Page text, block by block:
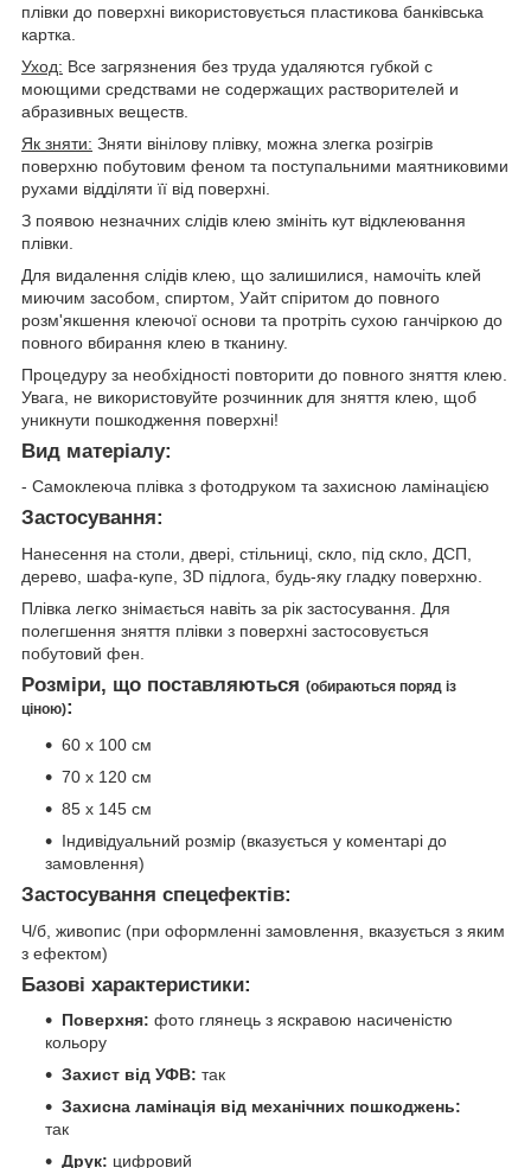
плівки до поверхні використовується пластикова банківська
картка.
Уход: Все загрязнения без труда удаляются губкой с
моющими средствами не содержащих растворителей и
абразивных веществ.
Як зняти: Зняти вінілову плівку, можна злегка розігрів
поверхню побутовим феном та поступальними маятниковими
рухами відділяти її від поверхні.
З появою незначних слідів клею змініть кут відклеювання
плівки.
Для видалення слідів клею, що залишилися, намочіть клей
миючим засобом, спиртом, Уайт спіритом до повного
розм'якшення клеючої основи та протріть сухою ганчіркою до
повного вбирання клею в тканину.
Процедуру за необхідності повторити до повного зняття клею.
Увага, не використовуйте розчинник для зняття клею, щоб
уникнути пошкодження поверхні!
Вид матеріалу:
- Самоклеюча плівка з фотодруком та захисною ламінацією
Застосування:
Нанесення на столи, двері, стільниці, скло, під скло, ДСП,
дерево, шафа-купе, 3D підлога, будь-яку гладку поверхню.
Плівка легко знімається навіть за рік застосування. Для
полегшення зняття плівки з поверхні застосовується
побутовий фен.
Розміри, що поставляються (обираються поряд із
ціною):
60 х 100 см
70 х 120 см
85 х 145 см
Індивідуальний розмір (вказується у коментарі до
замовлення)
Застосування спецефектів:
Ч/б, живопис (при оформленні замовлення, вказується з яким
з ефектом)
Базові характеристики:
Поверхня: фото глянець з яскравою насиченістю
кольору
Захист від УФВ: так
Захисна ламінація від механічних пошкоджень:
так
Друк: цифровий